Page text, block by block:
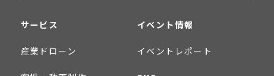
サービス
産業ドローン
イベント情報
イベントレポート